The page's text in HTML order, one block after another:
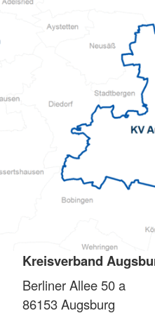
Kreisverband
Berliner Allee 50 a
86153Augsburg